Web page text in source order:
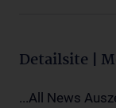
Detailsite |
...All News